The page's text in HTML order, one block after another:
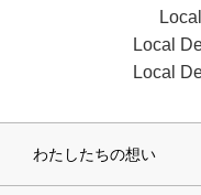
Local
Local
わたしたちの想い